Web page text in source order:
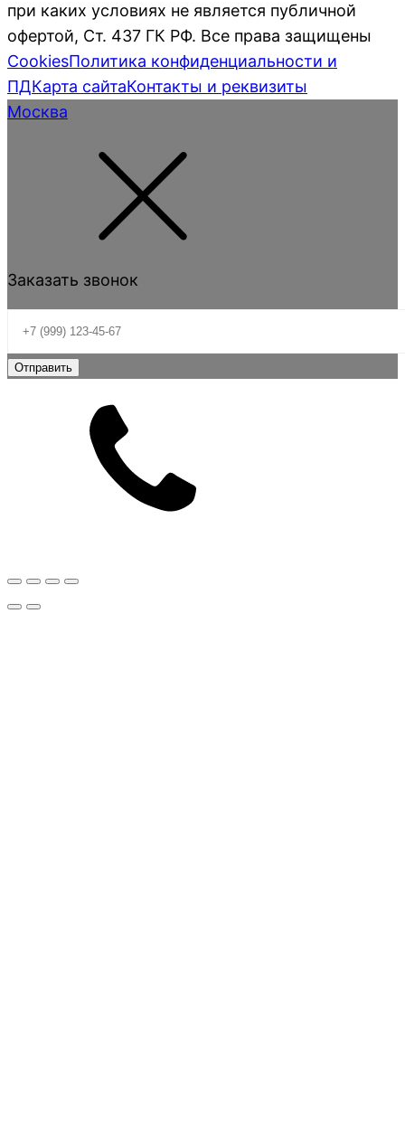
при каких условиях не является публичной
офертой, Ст. 437 ГК РФ. Все права защищены
CookiesПолитика конфиденциальности и
ПДКарта сайтаКонтакты и реквизиты
Москва
Заказать звонок